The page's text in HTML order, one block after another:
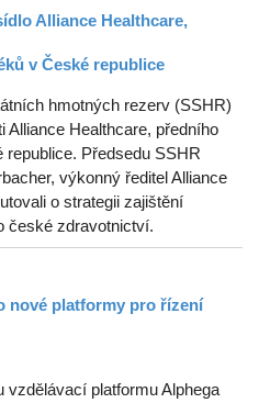
Alliance Healthcare,
v České republice
hmotných rezerv (SSHR)
Healthcare, předního
Předsedu SSHR
výkonný ředitel Alliance
o strategii zajištění
české zdravotnictví.
nové platformy pro řízení
vzdělávací platformu Alphega